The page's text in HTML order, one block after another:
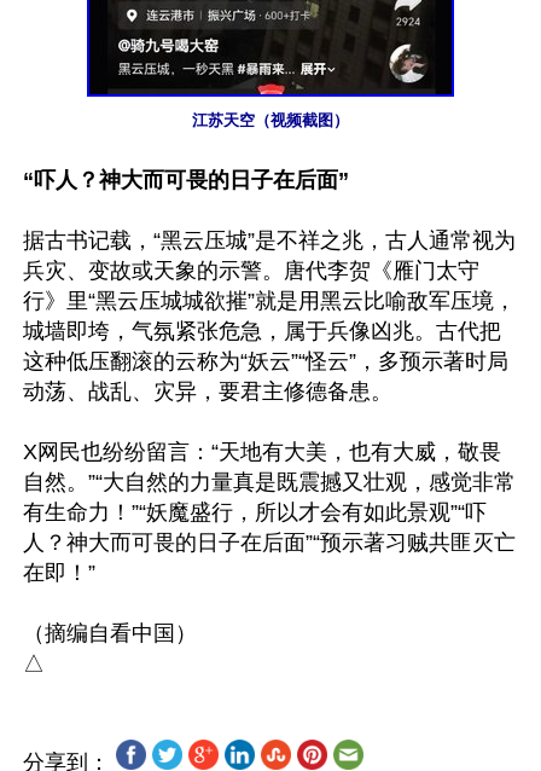
江苏天空（视频截图）
“吓人？神大而可畏的日子在后面”
据古书记载，“黑云压城”是不祥之兆，古人通常视为
兵灾、变故或天象的示警。唐代李贺《雁门太守
行》里“黑云压城城欲摧”就是用黑云比喻敌军压境，
城墙即垮，气氛紧张危急，属于兵像凶兆。古代把
这种低压翻滚的云称为“妖云”“怪云”，多预示著时局
动荡、战乱、灾异，要君主修德备患。
X网民也纷纷留言：“天地有大美，也有大威，敬畏
自然。”“大自然的力量真是既震撼又壮观，感觉非常
有生命力！”“妖魔盛行，所以才会有如此景观”“吓
人？神大而可畏的日子在后面”“预示著习贼共匪灭亡
在即！”
（摘编自看中国）
分享到：